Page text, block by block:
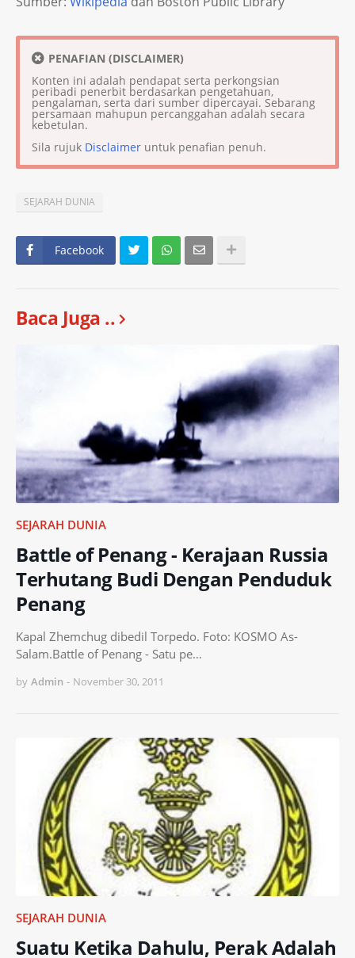
PENAFIAN (DISCLAIMER)
Konten ini adalah pendapat serta perkongsian
peribadi penerbit berdasarkan pengetahuan,
pengalaman, serta dari sumber dipercayai. Sebarang
persamaan mahupun percanggahan adalah secara
kebetulan.
Sila rujuk Disclaimer untuk penafian penuh.
SEJARAH DUNIA
Facebook
Baca Juga ..
SEJARAH DUNIA
Battle of Penang - Kerajaan Russia
Terhutang Budi Dengan Penduduk
Penang
Kapal Zhemchug dibedil Torpedo. Foto: KOSMO As-
Salam.Battle of Penang - Satu pe…
by Admin - November 30, 2011
SEJARAH DUNIA
Suatu Ketika Dahulu, Perak Adalah